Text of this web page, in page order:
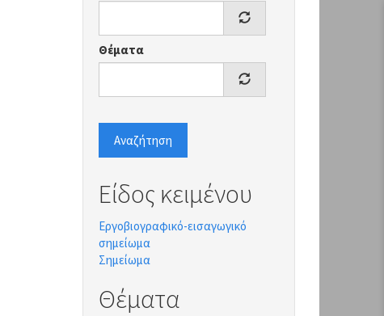
Θέματα
Αναζήτηση
Είδος κειμένου
Εργοβιογραφικό-εισαγωγικό
σημείωμα
Σημείωμα
Θέματα